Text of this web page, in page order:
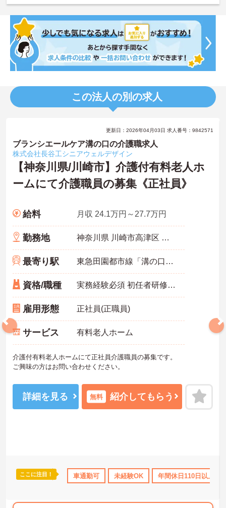
この法人の別の求人
資格取得サポート 研修制度あり 産休･育休･介護休暇取得実績あり
更新日：2026年04月03日 求人番号：9842571
ブランシエールケア溝の口の介護職求人
株式会社長谷工シニアウェルデザイン
【神奈川県/川崎市】介護付有料老人ホ
ームにて介護職員の募集《正社員》
給料 月収 24.1万円～27.7万円
勤務地 神奈川県 川崎市高津区 下作延4-23-13
最寄り駅 東急田園都市線「溝の口駅」徒歩12分
資格/職種 実務経験必須 初任者研修以上必須
雇用形態 正社員(正職員)
サービス 有料老人ホーム
介護付有料老人ホームにて正社員介護職員の募集です。
ご興味の方はお問い合わせください。
詳細を見る 無料 紹介してもらう
ここに注目！ 車通勤可 未経験OK 年間休日110日以上